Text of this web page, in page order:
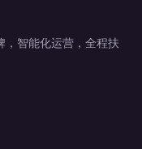
，智能化运营，全程扶